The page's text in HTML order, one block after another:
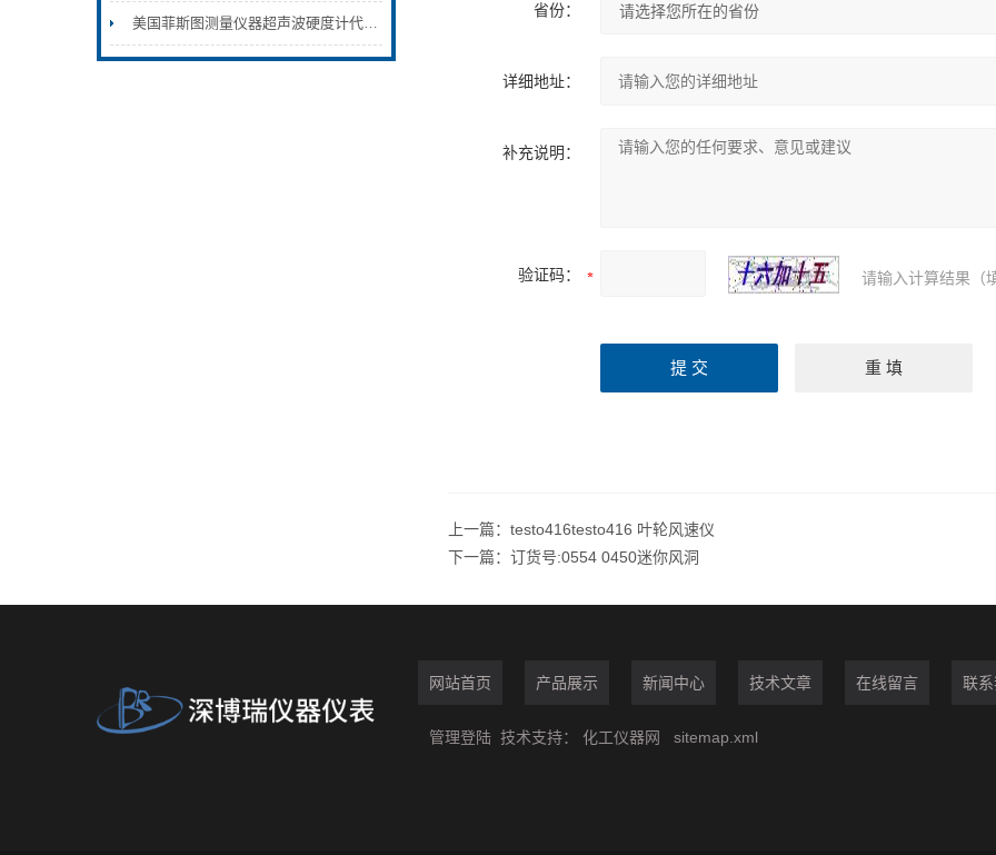
美国菲斯图测量仪器超声波硬度计代理销售MET-1000/MET-1000/PHT-1800/PHT-3500/粗糙度仪SGR-4000/膜厚仪UTG-1500/UTG-2800
省份：
详细地址：
补充说明：
验证码： 请输入计算结果（
上一篇： testo416testo416 叶轮风速仪
下一篇： 订货号:0554 0450迷你风洞
网站首页 产品展示 新闻中心 技术文章 在线留言 联系
管理登陆 技术支持： 化工仪器网 sitemap.xml